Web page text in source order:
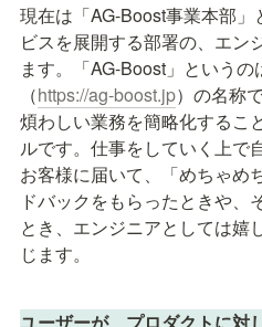
現在は「AG-Boost事業本部
ビスを展開する部署の、エン
ます。「AG-Boost」という
（https://ag-boost.jp）の名称
煩わしい業務を簡略化するこ
ルです。仕事をしていく上で
お客様に届いて、「めちゃめ
ドバックをもらったときや、
とき、エンジニアとしては嬉
じます。